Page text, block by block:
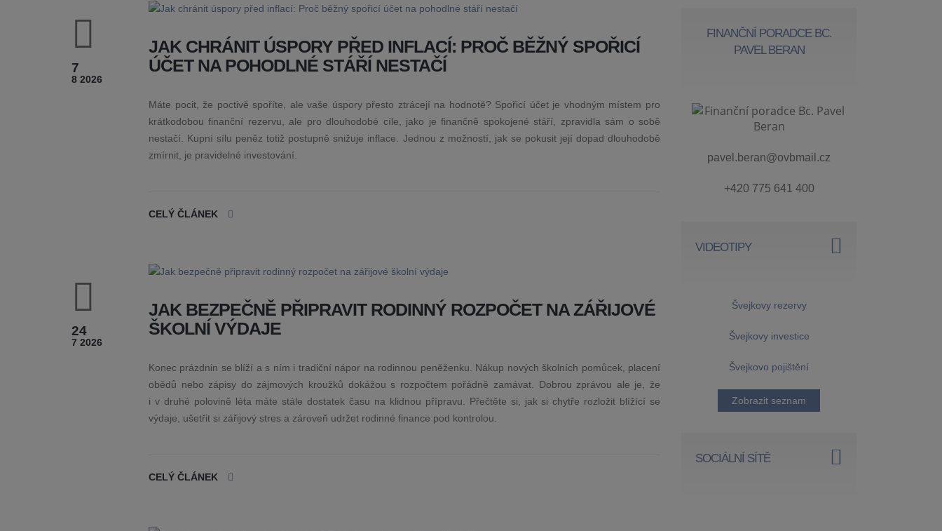
7
8 2026
JAK CHRÁNIT ÚSPORY PŘED INFLACÍ: PROČ BĚŽNÝ SPOŘICÍ
ÚČET NA POHODLNÉ STÁŘÍ NESTAČÍ
Máte pocit, že poctivě spoříte, ale vaše úspory přesto ztrácejí na hodnotě? Spořicí účet je vhodným místem pro
krátkodobou finanční rezervu, ale pro dlouhodobé cíle, jako je finančně spokojené stáří, zpravidla sám o sobě
nestačí. Kupní sílu peněz totiž postupně snižuje inflace. Jednou z možností, jak se pokusit její dopad dlouhodobě
zmírnit, je pravidelné investování.
CELÝ ČLÁNEK
24
7 2026
JAK BEZPEČNĚ PŘIPRAVIT RODINNÝ ROZPOČET NA ZÁŘIJOVÉ
ŠKOLNÍ VÝDAJE
Konec prázdnin se blíží a s ním i tradiční nápor na rodinnou peněženku. Nákup nových školních pomůcek, placení
obědů nebo zápisy do zájmových kroužků dokážou s rozpočtem pořádně zamávat. Dobrou zprávou ale je, že
i v druhé polovině léta máte stále dostatek času na klidnou přípravu. Přečtěte si, jak si chytře rozložit blížící se
výdaje, ušetřit si zářijový stres a zároveň udržet rodinné finance pod kontrolou.
CELÝ ČLÁNEK
FINANČNÍ PORADCE BC.
PAVEL BERAN
pavel.beran@ovbmail.cz
+420 775 641 400
VIDEOTIPY
Švejkovy rezervy
Švejkovy investice
Švejkovo pojištění
Zobrazit seznam
SOCIÁLNÍ SÍTĚ